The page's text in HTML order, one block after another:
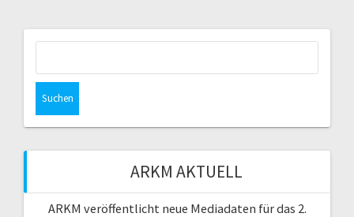
ARKM AKTUELL
ARKM veröffentlicht neue Mediadaten für das 2.